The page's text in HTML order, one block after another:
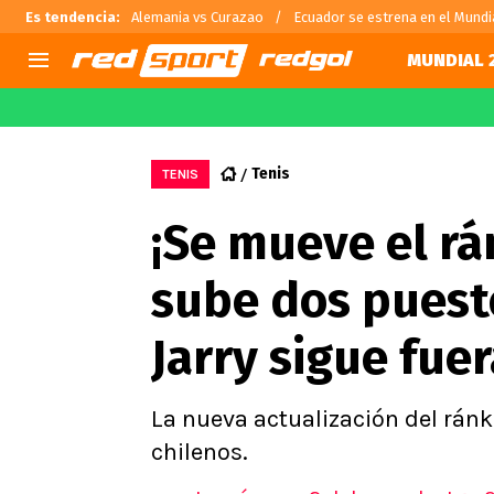
Es tendencia: Alemania vs Curazao Ecuador se estrena en el
Selección Chilena
U de Chile
U Católica
Campeonato Nacional
Primera B
Segunda División
Copa Chile
Supercopa Chile
Campeonato Femenino
Alexis
Carlos
MUNDIAL
TENIS Tenis
¡Se mueve el
sube dos
Jarry sigue
La nueva actualización del
chilenos.